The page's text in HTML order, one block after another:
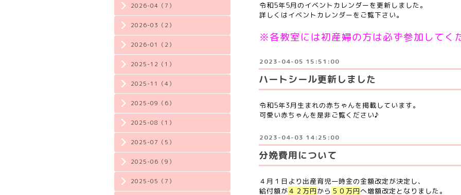
2026-04（7）
2026-03（2）
2026-01（2）
2025-12（1）
2025-11（4）
2025-09（6）
2025-08（1）
2025-07（5）
2025-06（9）
2025-05（7）
令和5年5月のイベントカレンダーを更新しました。
詳しくはイベントカレンダーをご覧下さい。
※各教室には初産婦の方は必ず参加してく
2023-04-05 15:51:00
ハートシール更新しました
令和5年3月生まれの赤ちゃんを掲載しています。
可愛い赤ちゃんを是非ご覧ください♪
2023-04-03 14:25:00
分娩費用について
４月１日より出産育児一時金の金額改定が決定し、
給付額が４２万円から ５０万円へ増額改定となりました。